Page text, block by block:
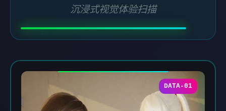
沉浸式视觉体验扫描
DATA-01